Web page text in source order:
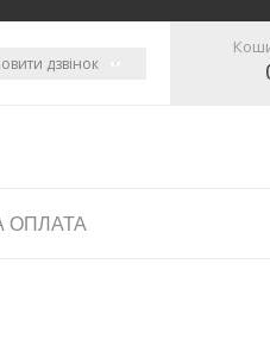
дзвінок
ОПЛАТА